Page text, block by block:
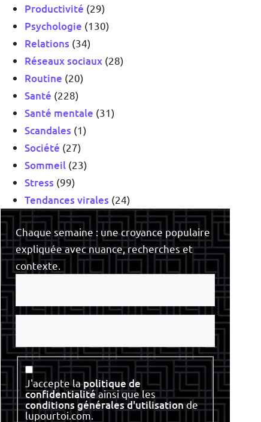
Productivité (29)
Psychologie (130)
Relations (34)
Réseaux sociaux(28)
Routine (20)
Santé (228)
Santé mentale (31)
Scandales (1)
Société (27)
Sommeil (23)
Stress (99)
Tendances virales (24)
Chaque semaine : une croyance populaire
expliquée avec nuance, recherches et
contexte.
Votre
e-
Votre
nom
Consentement
J'accepte lapolitique de
confidentialitéainsi que les
conditions générales d'utilisationde
lupourtoi.com.